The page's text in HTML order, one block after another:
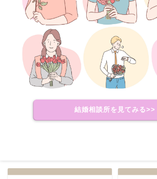
結婚相談所を見てみる>>